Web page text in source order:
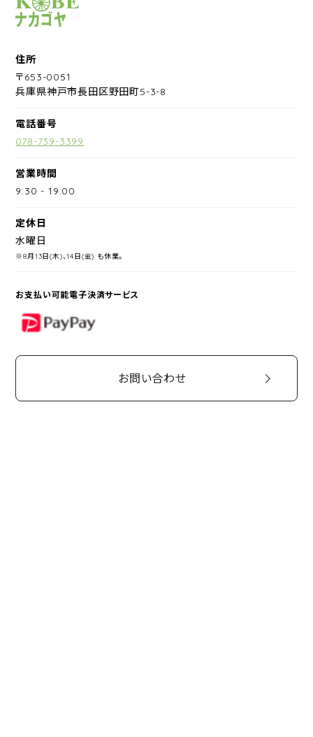
住所
〒653-0051
兵庫県神戸市長田区野田町5-3-8
電話番号
078-739-3399
営業時間
9:30 -19:00
定休日
水曜日
※8月13日(木)、14日(金) も休業。
お支払い可能電子決済サービス
PayPay
お問い合わせ